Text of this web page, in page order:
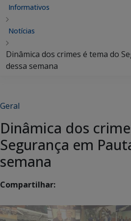
Informativos
Notícias
Dinâmica dos crimes é tema do
dessa semana
Geral
Dinâmica dos
Segurança em
semana
Compartilhar: